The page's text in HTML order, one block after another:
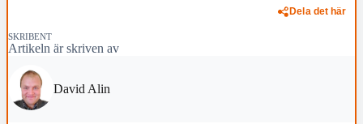
Dela det här
SKRIBENT
Artikeln är skriven av
David Alin